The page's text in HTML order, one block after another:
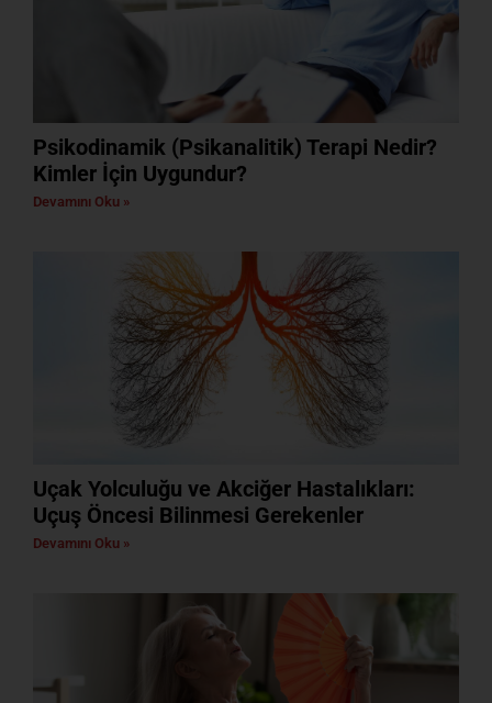
Psikodinamik (Psikanalitik) Terapi Nedir?
Kimler İçin Uygundur?
Devamını Oku »
Uçak Yolculuğu ve Akciğer Hastalıkları:
Uçuş Öncesi Bilinmesi Gerekenler
Devamını Oku »